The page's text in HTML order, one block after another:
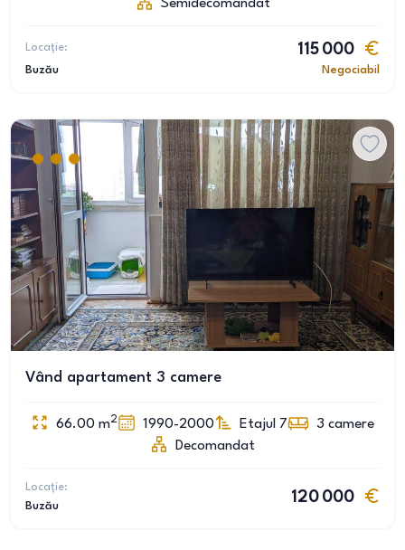
Semidecomandat
Locație:
Buzău
115 000
Negociabil
Vând apartament 3 camere
66.00 m2 1990-2000 Etajul 7 3 camere
Decomandat
Locație:
Buzău
120 000